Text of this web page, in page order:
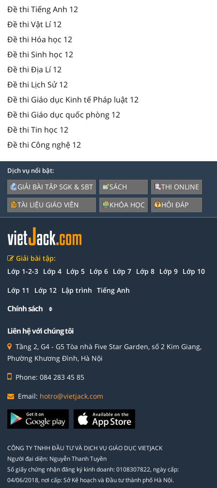
Đề thi Tiếng Anh 12
Đề thi Vật Lí 12
Đề thi Hóa học 12
Đề thi Sinh học 12
Đề thi Địa Lí 12
Đề thi Lịch Sử 12
Đề thi Giáo dục Kinh tế Pháp luật 12
Đề thi Giáo dục quốc phòng 12
Đề thi Tin học 12
Đề thi Công nghệ 12
Dịch vụ nổi bật:
GIẢI BÀI TẬP SGK & SBT
TÀI LIỆU GIÁO VIÊN
SÁCH
KHÓA HỌC
THI ONLINE
HỎI ĐÁP
Giải bài tập:
Lớp 1-2-3 Lớp 4 Lớp 5 Lớp 6 Lớp 7 Lớp 8 Lớp 9 Lớp 10
Lớp 11 Lớp 12 Lập trình Tiếng Anh
Chính sách
Liên hệ với chúng tôi
Tầng 2, G4 - G5 Tòa nhà Five Star Garden, số 2 Kim Giang,
Phường Khương Đình, Hà Nội
Phone: 084 283 45 85
Email: hotro@vietjack.com
CÔNG TY TNHH ĐẦU TƯ VÀ DỊCH VỤ GIÁO DỤC VIETJACK
Người đại diện: Nguyễn Thanh Tuyền
Số giấy chứng nhận đăng ký kinh doanh: 0108307822, ngày cấp:
04/06/2018, nơi cấp: Sở Kế hoạch và Đầu tư thành phố Hà Nội.